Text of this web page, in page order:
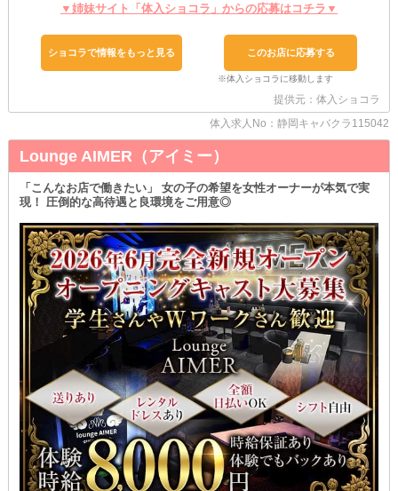
なぜなら《ノルマ》といった厳しいルールを設けていないから。
れることでしょう♪
また、売上の競争にも発展しないので、女性同士ギスギスし合うこ
キャスト間の関係性を“至って良好”に保てるのも、嬉しいポイント
です！
♢そんな当店が気になったら♢
￣￣￣￣￣￣￣￣￣￣￣￣￣￣￣
まずはお気軽に“面接”へお越しください♪
給与事情や働き方など、知りたい情報に対しスタッフが一つひとつ
丁寧にお答えします。
《体験入店》へ！
お仕事の流れや実際のお客様層などを、直接“ご自身の目”でチェッ
クする絶好の機会です◎
▼姉妹サイト「体入ショコラ」からの応募はコチラ▼
ショコラで情報をもっと見る このお店に応募する
提供元：体入ショコラ
体入求人No：静岡キャバクラ115042
Lounge AIMER（アイミー）
「こんなお店で働きたい」 女の子の希望を女性オーナーが本気で実
現！ 圧倒的な高待遇と良環境をご用意◎